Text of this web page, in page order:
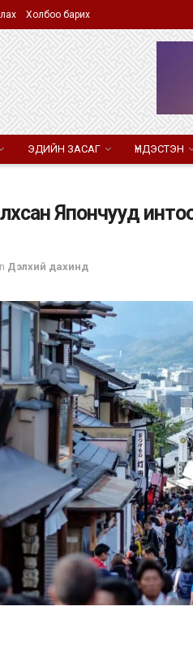
Холбоо барих
ЭДИЙН ЗАСАГ ҮНДЭСТЭН
Япончууд
Дэлхий дахинд